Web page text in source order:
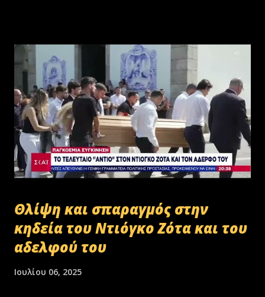
Θλίψη και σπαραγμός στην
κηδεία του Ντιόγκο Ζότα και του
αδελφού του
Ιουλίου 06, 2025